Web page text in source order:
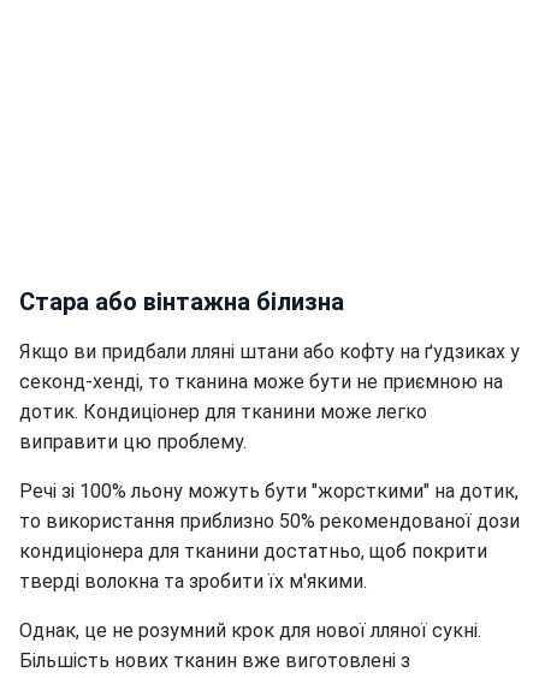
Стара або вінтажна білизна
Якщо ви придбали лляні штани або кофту на ґудзиках у
секонд-хенді, то тканина може бути не приємною на
дотик. Кондиціонер для тканини може легко
виправити цю проблему.
Речі зі 100% льону можуть бути "жорсткими" на дотик,
то використання приблизно 50% рекомендованої дози
кондиціонера для тканини достатньо, щоб покрити
тверді волокна та зробити їх м'якими.
Однак, це не розумний крок для нової лляної сукні.
Більшість нових тканин вже виготовлені з